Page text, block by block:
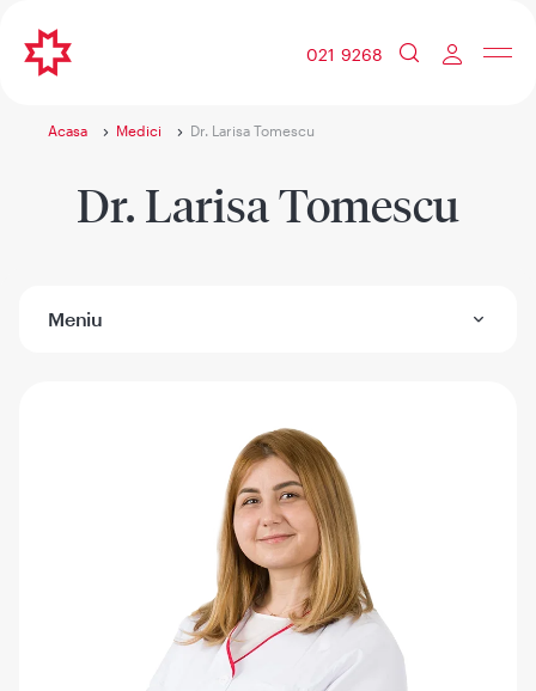
021 9268
Acasa Medici Dr. Larisa Tomescu
Dr. Larisa Tomescu
Meniu